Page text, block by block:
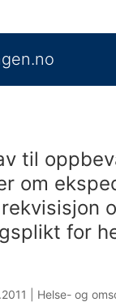
til
om
for
Helse- og